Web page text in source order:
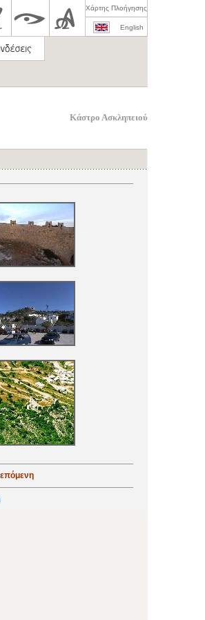
Χάρτης Πλοήγησης
English
Κάστρο Ασκληπειού
επόμενη